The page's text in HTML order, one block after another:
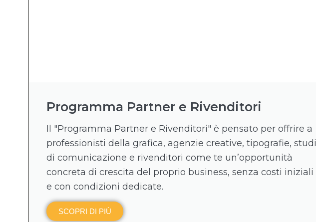
Programma Partner e Rivenditori
Il "Programma Partner e Rivenditori" è pensato per offrire a
professionisti della grafica, agenzie creative, tipografie, studi
di comunicazione e rivenditori come te un’opportunità
concreta di crescita del proprio business, senza costi iniziali
e con condizioni dedicate.
SCOPRI DI PIÙ